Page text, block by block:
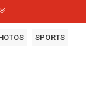
SPORTS